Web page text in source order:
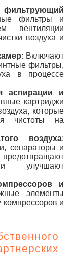
фильтрующий
фильтры и
вентиляции
воздуха и
: Включают
фильтры,
в процессе
аспирации и
картриджи
которые
чистоты на
воздуха:
сепараторы и
улучшают
и
элементы
компрессоров и